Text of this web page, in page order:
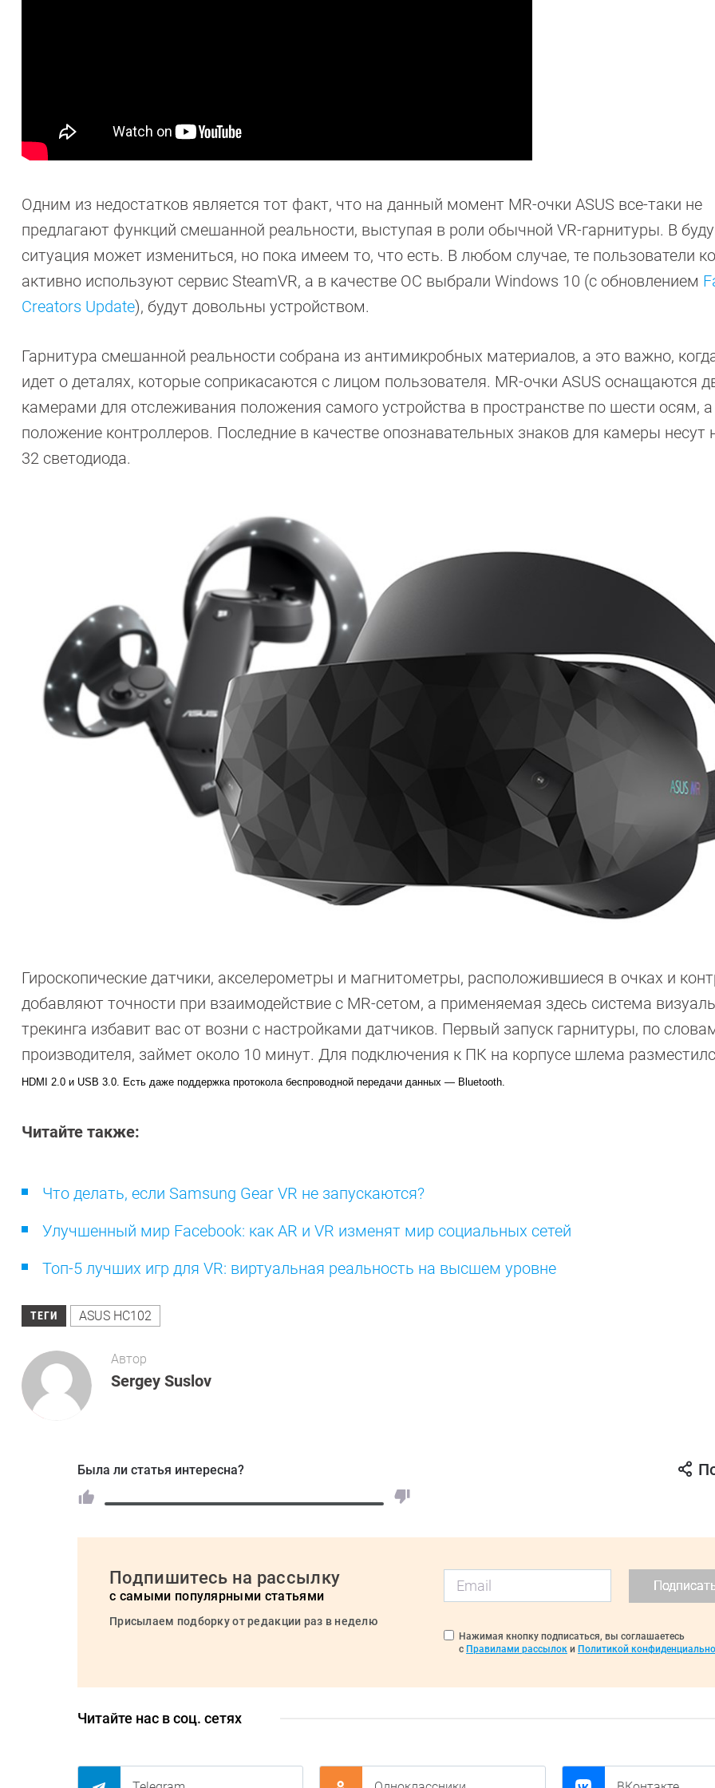
Одним из недостатков является тот факт, что на данный момент MR-очки ASUS все-таки не
предлагают функций смешанной реальности, выступая в роли обычной VR-гарнитуры. В
ситуация может измениться, но пока имеем то, что есть. В любом случае, те пользователи
активно используют сервис SteamVR, а в качестве ОС выбрали Windows 10 (с обновлением
Creators Update), будут довольны устройством.
Гарнитура смешанной реальности собрана из антимикробных материалов, а это важно,
идет о деталях, которые соприкасаются с лицом пользователя. MR-очки ASUS оснащаются
камерами для отслеживания положения самого устройства в пространстве по шести осям,
положение контроллеров. Последние в качестве опознавательных знаков для камеры несут
32 светодиода.
Гироскопические датчики, акселерометры и магнитометры, расположившиеся в очках и
добавляют точности при взаимодействие с MR-сетом, а применяемая здесь система
трекинга избавит вас от возни с настройками датчиков. Первый запуск гарнитуры, по
производителя, займет около 10 минут. Для подключения к ПК на корпусе шлема
HDMI 2.0 и USB 3.0. Есть даже поддержка протокола беспроводной передачи данных — Bluetooth.
Читайте также:
Что делать, если Samsung Gear VR не запускаются?
Улучшенный мир Facebook: как AR и VR изменят мир социальных сетей
Топ-5 лучших игр для VR: виртуальная реальность на высшем уровне
ТЕГИ ASUS HC102
Автор
Sergey Suslov
Была ли статья интересна?
Подпишитесь на рассылку
с самыми популярными статьями
Присылаем подборку от редакции раз в неделю
Нажимая кнопку подписаться, вы соглашаетесь
с Правилами рассылок и Политикой
Читайте нас в соц. сетях